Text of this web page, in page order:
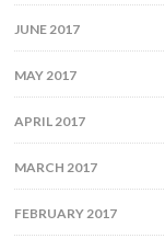
JUNE 2017
MAY 2017
APRIL 2017
MARCH 2017
FEBRUARY 2017